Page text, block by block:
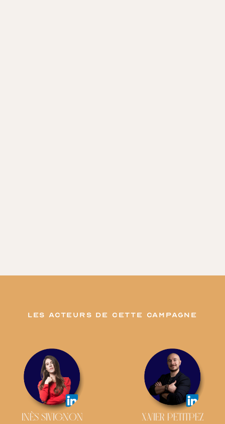
les acteurs de cette campagne
INÈS SIVIGNON XAVIER PETITPEZ